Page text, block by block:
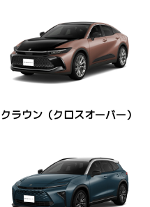
クラウン（クロスオーバー）